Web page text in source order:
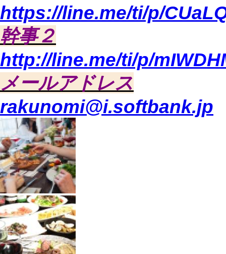
https://line.me/ti/p/
幹事２
http://line.me/ti/p/
メールアドレス
rakunomi@i.softbank.jp